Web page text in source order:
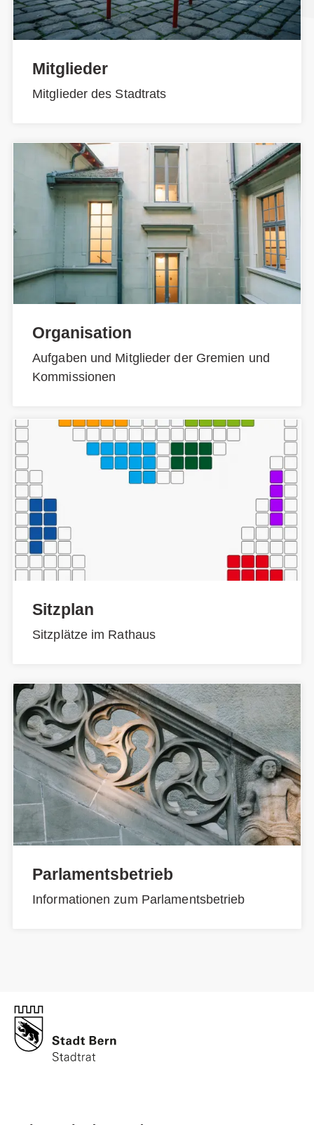
Mitglieder
Mitglieder des Stadtrats
Organisation
Aufgaben und Mitglieder der Gremien und
Kommissionen
Sitzplan
Sitzplätze im Rathaus
Parlamentsbetrieb
Informationen zum Parlamentsbetrieb